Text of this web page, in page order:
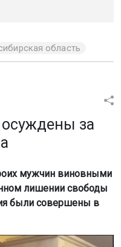
область
за
мужчин виновными
лишении свободы
были совершены в